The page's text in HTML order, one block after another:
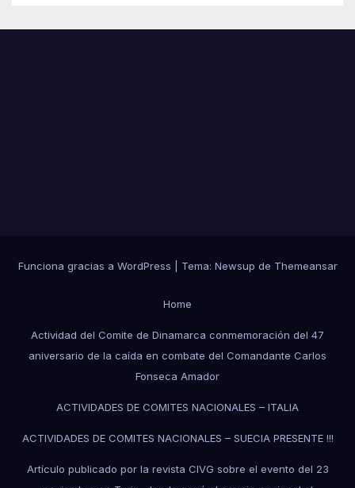
Funciona gracias a WordPress Tema: Newsup de Themeansar
Home
Actividad del Comite de Dinamarca conmemoración del 47
aniversario de la caída en combate del Comandante Carlos
Fonseca Amador
ACTIVIDADES DE COMITES NACIONALES – ITALIA
ACTIVIDADES DE COMITES NACIONALES – SUECIA PRESENTE !!!
Artículo publicado por la revista CIVG sobre el evento del 23